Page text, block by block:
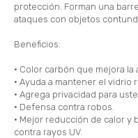
protección. Forman una
ataques con objetos
Beneficios:
• Color carbón que mejora la
• Ayuda a mantener el vidrio
• Agrega privacidad para
• Defensa contra robos.
• Mejor reducción de calor
contra rayos UV.